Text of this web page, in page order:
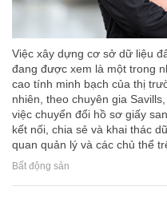
Việc xây dựng cơ sở dữ liệu
đang được xem là một trong
cao tính minh bạch của thị
nhiên, theo chuyên gia
việc chuyển đổi hồ sơ giấy
kết nối, chia sẻ và khai thác
quan quản lý và các chủ thể
Bất động sản